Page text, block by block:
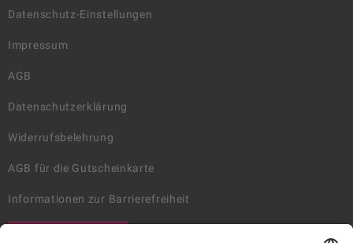
Datenschutz-Einstellungen
Impressum
AGB
Datenschutzerklärung
Widerrufsbelehrung
AGB für die Gutscheinkarte
Informationen zur Barrierefreiheit